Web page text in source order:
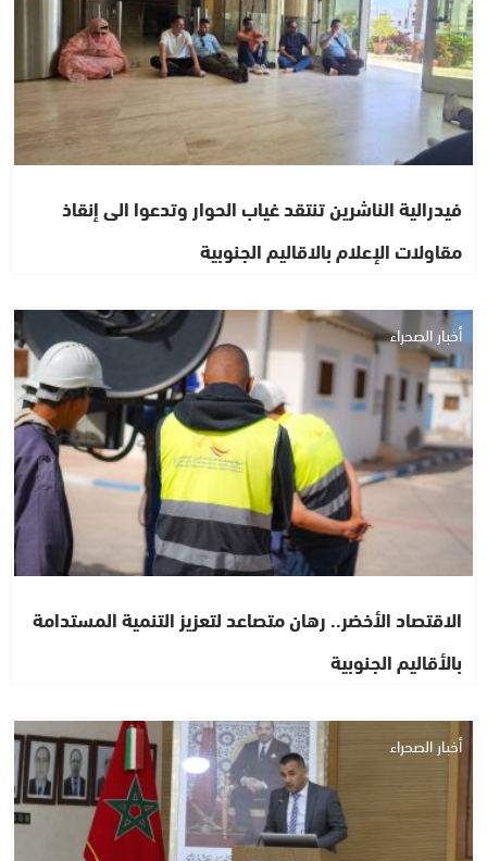
فيدرالية الناشرين تنتقد غياب الحوار وتدعوا الى إنقاذ
مقاولات الإعلام بالاقاليم الجنوبية
أخبار الصحراء
الاقتصاد الأخضر.. رهان متصاعد لتعزيز التنمية المستدامة
بالأقاليم الجنوبية
أخبار الصحراء